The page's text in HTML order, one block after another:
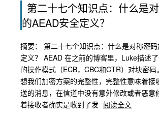
第二十七个知识点：什么是
的AEAD安全定义？
摘要： 第二十七个知识点：什么是对称密
定义？ AEAD 在之前的博客里，Luke描述
的操作模式（ECB，CBC和CTR）对块密
想我们加密方案的完整性，完整性意味着接
送的消息，在信道中没有意外修改或者恶意
着接收者确实是收到了发 阅读全文